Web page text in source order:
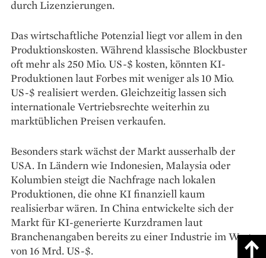
durch Lizenzierungen.
Das wirtschaftliche Potenzial liegt vor allem in den
Produktionskosten. Während klassische Blockbuster
oft mehr als 250 Mio. US-$ kosten, könnten KI-
Produktionen laut Forbes mit weniger als 10 Mio.
US-$ realisiert werden. Gleichzeitig lassen sich
internationale Vertriebsrechte weiterhin zu
marktüblichen Preisen verkaufen.
Besonders stark wächst der Markt ausserhalb der
USA. In Ländern wie Indonesien, Malaysia oder
Kolumbien steigt die Nachfrage nach lokalen
Produktionen, die ohne KI finanziell kaum
realisierbar wären. In China entwickelte sich der
Markt für KI-generierte Kurzdramen laut
Branchenangaben bereits zu einer Industrie im Wert
von 16 Mrd. US-$.